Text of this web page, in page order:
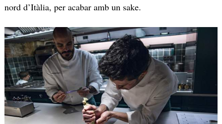
nord d’Itàlia, per acabar amb un sake.